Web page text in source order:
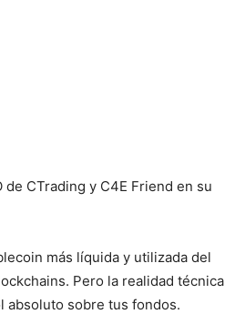
CTrading y C4E Friend en su
más líquida y utilizada del
Pero la realidad técnica
absoluto sobre tus fondos.